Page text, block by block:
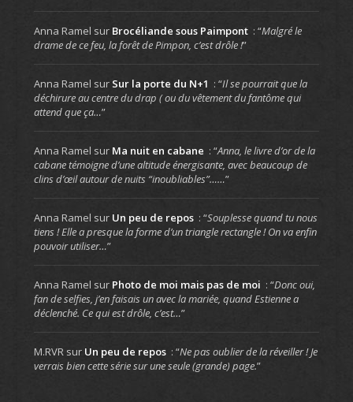
Anna Ramel sur Brocéliande sous Paimpont : “Malgré le
drame de ce feu, la forêt de Pimpon, c’est drôle !”
Anna Ramel sur Sur la porte du N+1 : “Il se pourrait que la
déchirure au centre du drap ( ou du vêtement du fantôme qui
attend que ça…”
Anna Ramel sur Ma nuit en cabane : “Anna, le livre d’or de la
cabane témoigne d’une altitude énergisante, avec beaucoup de
clins d’œil autour de nuits “inoubliables”……”
Anna Ramel sur Un peu de repos : “Souplesse quand tu nous
tiens ! Elle a presque la forme d’un triangle rectangle ! On va enfin
pouvoir utiliser…”
Anna Ramel sur Photo de moi mais pas de moi : “Donc oui,
fan de selfies, j’en faisais un avec la mariée, quand Estienne a
déclenché. Ce qui est drôle, c’est…”
M.RVRsur Un peu de repos : “Ne pas oublier de la réveiller ! Je
verrais bien cette série sur une seule (grande) page.”